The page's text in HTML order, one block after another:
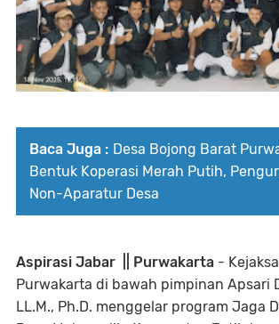
Baca Juga : Desa Bojong Barat
Bentuk Koperasi Merah Putih,
Non-Aparatur Desa
Aspirasi Jabar || Purwakarta -
Purwakarta di bawah pimpinan Apsari
LL.M., Ph.D. menggelar program Jaga